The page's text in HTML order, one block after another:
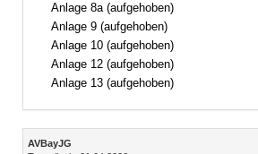
Anlage 8a (aufgehoben)
Anlage 9 (aufgehoben)
Anlage 10 (aufgehoben)
Anlage 12 (aufgehoben)
Anlage 13 (aufgehoben)
Inhalt
AVBayJG